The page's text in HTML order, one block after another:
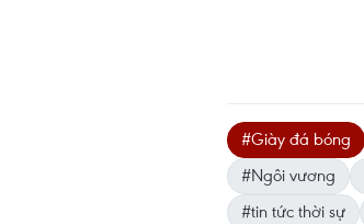
#Giày đá bóng
#Ngôi vương
#tin tức thời sự